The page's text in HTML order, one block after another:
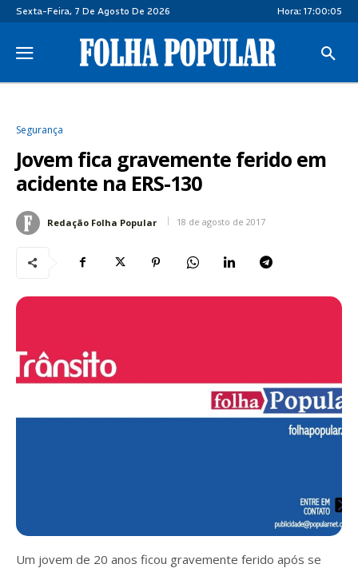
Sexta-Feira, 7 De Agosto De 2026 Hora: 17:00:05
Segurança
Jovem fica gravemente ferido em
acidente na ERS-130
Redação Folha Popular 18 de agosto de 2017
Um jovem de 20 anos ficou gravemente ferido após se